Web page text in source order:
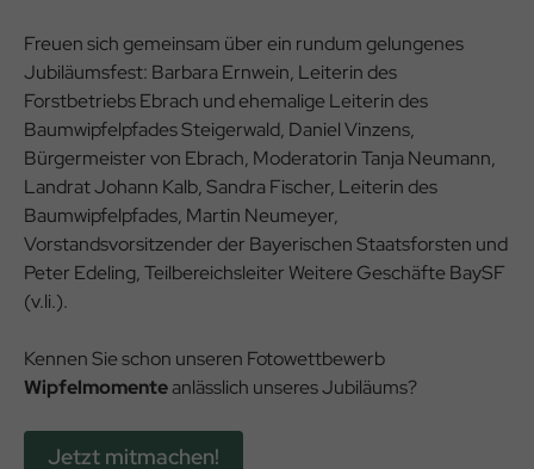
Freuen sich gemeinsam über ein rundum gelungenes
Jubiläumsfest: Barbara Ernwein, Leiterin des
Forstbetriebs Ebrach und ehemalige Leiterin des
Baumwipfelpfades Steigerwald, Daniel Vinzens,
Bürgermeister von Ebrach, Moderatorin Tanja Neumann,
Landrat Johann Kalb, Sandra Fischer, Leiterin des
Baumwipfelpfades, Martin Neumeyer,
Vorstandsvorsitzender der Bayerischen Staatsforsten und
Peter Edeling, Teilbereichsleiter Weitere Geschäfte BaySF
(v.li.).
Kennen Sie schon unseren Fotowettbewerb
Wipfelmomenteanlässlich unseres Jubiläums?
Jetzt mitmachen!